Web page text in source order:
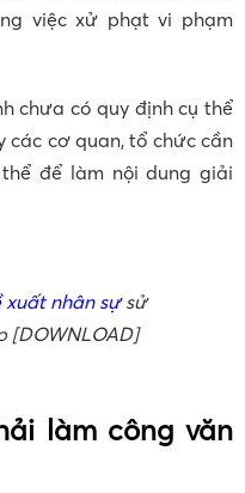
việc xử phạt vi phạm
chưa có quy định cụ thể
các cơ quan, tổ chức cần
để làm nội dung giải
xuất nhân sựsử
[DOWNLOAD]
làm công văn